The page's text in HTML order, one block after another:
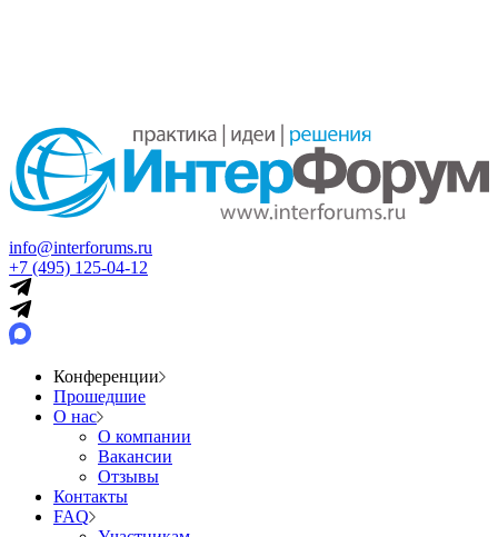
info@interforums.ru
+7 (495) 125-04-12
Конференции
Прошедшие
О нас
О компании
Вакансии
Отзывы
Контакты
FAQ